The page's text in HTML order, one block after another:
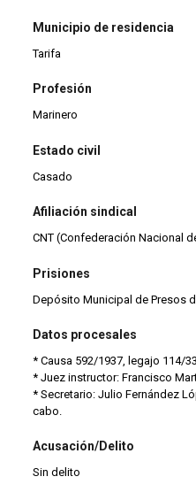
Municipio de residencia
Tarifa
Profesión
Marinero
Estado civil
Casado
Afiliación sindical
CNT (Confederación Nacional
Prisiones
Depósito Municipal de Presos
Datos procesales
* Causa 592/1937, legajo 114/
* Juez instructor: Francisco
* Secretario: Julio Fernández
cabo.
Acusación/Delito
Sin delito